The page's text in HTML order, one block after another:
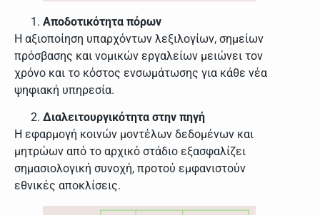
Αποδοτικότητα πόρων
Η αξιοποίηση υπαρχόντων λεξιλογίων, σημείων
πρόσβασης και νομικών εργαλείων μειώνει τον
χρόνο και το κόστος ενσωμάτωσης για κάθε νέα
ψηφιακή υπηρεσία.
Διαλειτουργικότητα στην πηγή
Η εφαρμογή κοινών μοντέλων δεδομένων και
μητρώων από το αρχικό στάδιο εξασφαλίζει
σημασιολογική συνοχή, προτού εμφανιστούν
εθνικές αποκλίσεις.